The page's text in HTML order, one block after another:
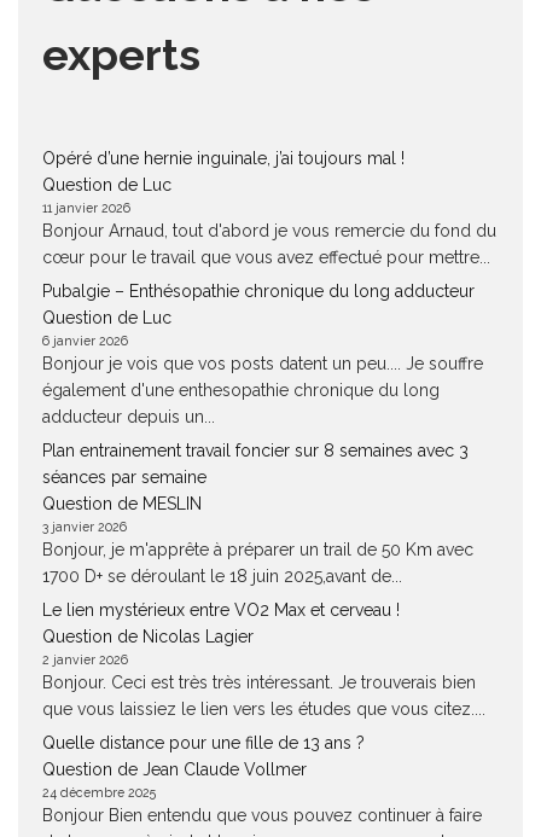
experts
Opéré d’une hernie inguinale, j’ai toujours mal !
Question de Luc
11 janvier 2026
Bonjour Arnaud, tout d'abord je vous remercie du fond du
cœur pour le travail que vous avez effectué pour mettre...
Pubalgie – Enthésopathie chronique du long adducteur
Question de Luc
6 janvier 2026
Bonjour je vois que vos posts datent un peu.... Je souffre
également d'une enthesopathie chronique du long
adducteur depuis un...
Plan entrainement travail foncier sur 8 semaines avec 3
séances par semaine
Question de MESLIN
3 janvier 2026
Bonjour, je m'apprête à préparer un trail de 50 Km avec
1700 D+ se déroulant le 18 juin 2025,avant de...
Le lien mystérieux entre VO2 Max et cerveau !
Question de Nicolas Lagier
2 janvier 2026
Bonjour. Ceci est très très intéressant. Je trouverais bien
que vous laissiez le lien vers les études que vous citez....
Quelle distance pour une fille de 13 ans ?
Question de Jean Claude Vollmer
24 décembre 2025
Bonjour Bien entendu que vous pouvez continuer à faire